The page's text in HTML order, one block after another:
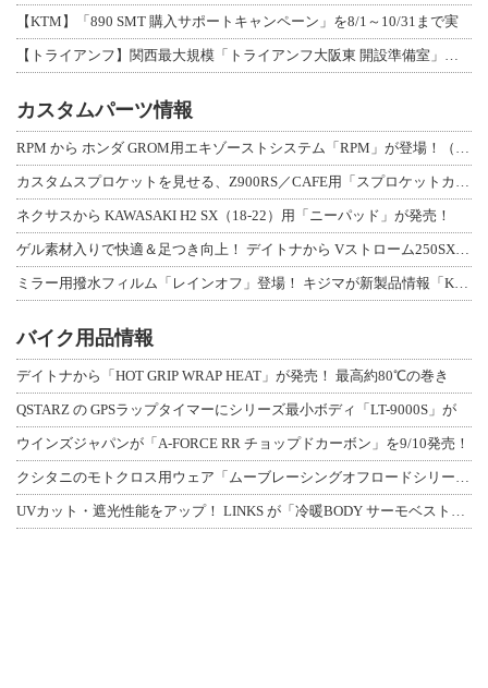
【KTM】「890 SMT 購入サポートキャンペーン」を8/1～10/31まで実
【トライアンフ】関西最大規模「トライアンフ大阪東 開設準備室」がオープン！ 限定
カスタムパーツ情報
RPM から ホンダ GROM用エキゾーストシステム「RPM」が登場！（動画あり
カスタムスプロケットを見せる、Z900RS／CAFE用「スプロケットカバーフルキ
ネクサスから KAWASAKI H2 SX（18-22）用「ニーパッド」が発売！
ゲル素材入りで快適＆足つき向上！ デイトナから Vストローム250SX用「快適ロ
ミラー用撥水フィルム「レインオフ」登場！ キジマが新製品情報「KIJIMA NE
バイク用品情報
デイトナから「HOT GRIP WRAP HEAT」が発売！ 最高約80℃の巻き
QSTARZ の GPSラップタイマーにシリーズ最小ボディ「LT-9000S」が
ウインズジャパンが「A-FORCE RR チョップドカーボン」を9/10発売！
クシタニのモトクロス用ウェア「ムーブレーシングオフロードシリーズ」3アイテムが登
UVカット・遮光性能をアップ！ LINKS が「冷暖BODY サーモベスト」改良